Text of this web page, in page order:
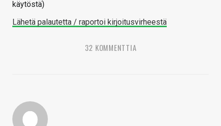
käytöstä)
Lähetä palautetta / raportoi kirjoitusvirheestä
32 KOMMENTTIA